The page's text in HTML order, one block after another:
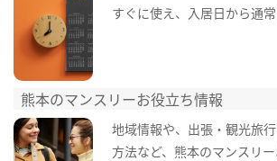
すぐに使え、入居日から通常
熊本のマンスリーお役立ち情報
地域情報や、出張・観光旅
方法など、熊本のマンスリ